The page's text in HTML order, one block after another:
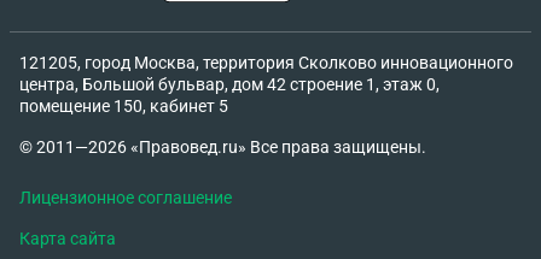
121205, город Москва, территория Сколково инновационного
центра, Большой бульвар, дом 42 строение 1, этаж 0,
помещение 150, кабинет 5
© 2011—2026 «Правовед.ru» Все права защищены.
Лицензионное соглашение
Карта сайта